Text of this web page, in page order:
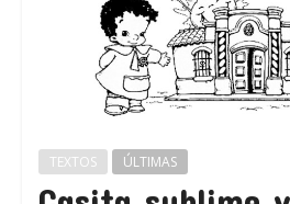
TEXTOS ÚLTIMAS